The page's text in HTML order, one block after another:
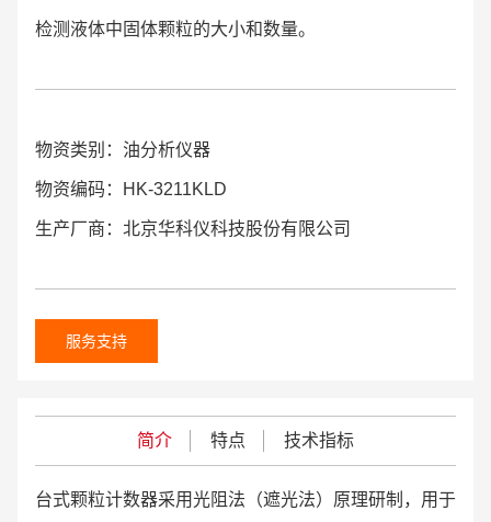
检测液体中固体颗粒的大小和数量。
物资类别：油分析仪器
物资编码：HK-3211KLD
生产厂商：北京华科仪科技股份有限公司
服务支持
简介 特点 技术指标
台式颗粒计数器采用光阻法（遮光法）原理研制，用于